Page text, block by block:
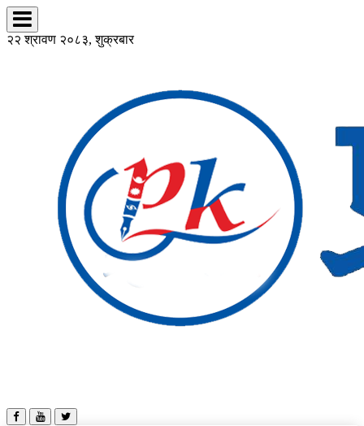
२२ श्रावण २०८३, शुक्रबार